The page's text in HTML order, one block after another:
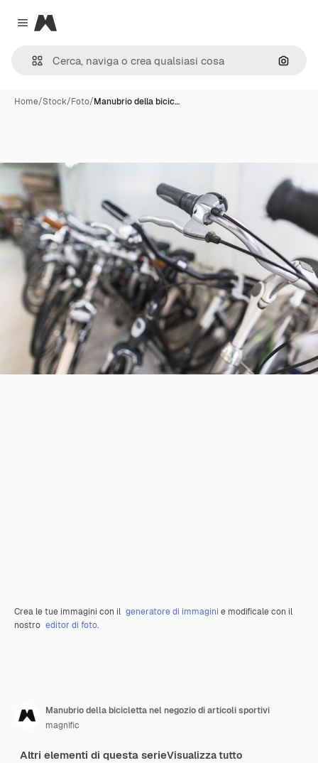
Close menu
Magnific
Cerca
Home/Stock/Foto/Manubrio della bicic…
Crea le tue immagini con il generatore di immagini e modificale con il
nostro editor di foto.
Manubrio della bicicletta nel negozio di articoli sportivi
magnific
Altri elementi di questa serieVisualizza tutto